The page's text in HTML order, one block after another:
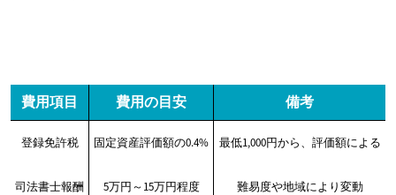
費用項目 費用の目安 備考
登録免許税 固定資産評価額の0.4% 最低1,000円から、評価額による
司法書士報酬 5万円～15万円程度 難易度や地域により変動